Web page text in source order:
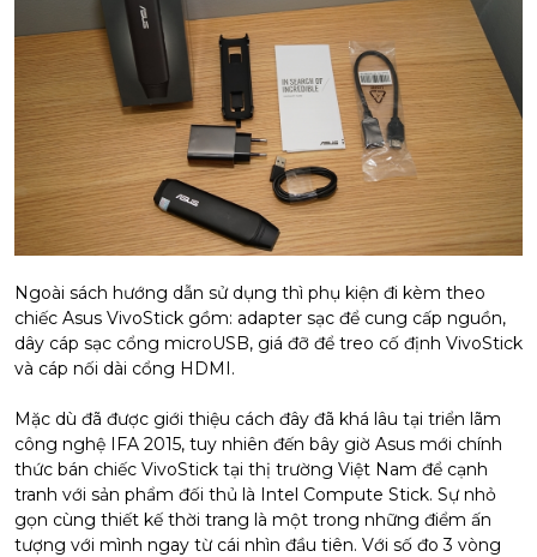
Ngoài sách hướng dẫn sử dụng thì phụ kiện đi kèm theo
chiếc Asus VivoStick gồm: adapter sạc để cung cấp nguồn,
dây cáp sạc cổng microUSB, giá đỡ để treo cố định VivoStick
và cáp nối dài cổng HDMI.
Mặc dù đã được giới thiệu cách đây đã khá lâu tại triển lãm
công nghệ IFA 2015, tuy nhiên đến bây giờ Asus mới chính
thức bán chiếc VivoStick tại thị trường Việt Nam để cạnh
tranh với sản phẩm đối thủ là Intel Compute Stick. Sự nhỏ
gọn cùng thiết kế thời trang là một trong những điểm ấn
tượng với mình ngay từ cái nhìn đầu tiên. Với số đo 3 vòng